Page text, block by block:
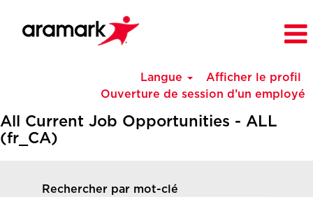
Langue
Afficher le profil
Ouverture de session d’un employé
All Current Job Opportunities - ALL
(fr_CA)
Rechercher par mot-clé